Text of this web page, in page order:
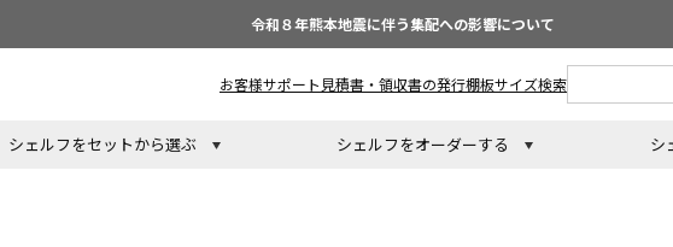
令和８年熊本地震に伴う集配への影響について
お客様サポート 見積書・領収書の発行棚板サイズ検索
シェルフをセットから選ぶ シェルフをオーダーする シ